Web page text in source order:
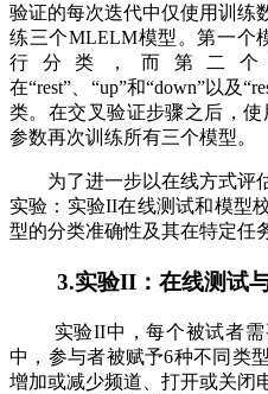
验证的每次迭代中仅使用训练
练三个MLELM模型。第一个
行分类，而第二
在“rest”、“up”和“down”以及
类。在交叉验证步骤之后，
参数再次训练所有三个模型。
为了进一步以在线方式评
实验：实验II在线测试和模型
型的分类准确性及其在特定任
3.实验II：在线测试
实验II中，每个被试者需要
中，参与者被赋予6种不同类
增加或减少频道、打开或关闭